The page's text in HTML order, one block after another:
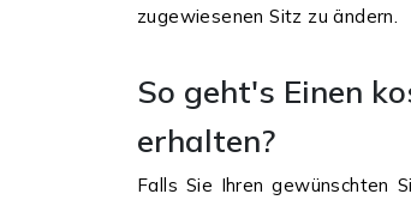
zugewiesenen Sitz zu ändern.
So geht's Einen
erhalten?
Falls Sie Ihren gewünschten